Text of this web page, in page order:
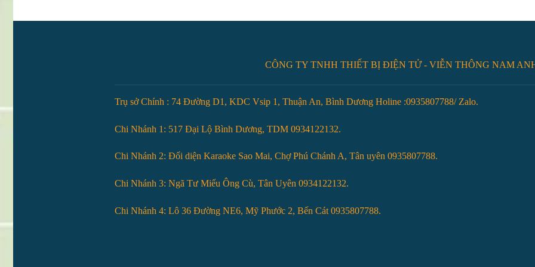
CÔNG TY TNHH THIẾT BỊ ĐIỆN TỬ - VIỄN THÔNG NAM
Trụ sở Chính : 74 Đường D1, KDC Vsip 1, Thuận An, Bình Dương Holine :0935807788/ Zalo.
Chi Nhánh 1: 517 Đại Lộ Bình Dương, TDM 0934122132.
Chi Nhánh 2: Đối diện Karaoke Sao Mai, Chợ Phú Chánh A, Tân uyên 0935807788.
Chi Nhánh 3: Ngã Tư Miếu Ông Cù, Tân Uyên 0934122132.
Chi Nhánh 4: Lô 36 Đường NE6, Mỹ Phước 2, Bến Cát 0935807788.